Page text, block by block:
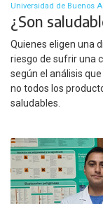
Universidad de Buenos
¿Son
Quienes eligen una
riesgo de sufrir una
según el análisis
no todos los
saludables.